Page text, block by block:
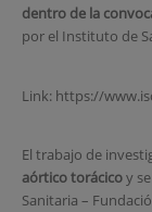
dentro de la
por el Instituto de
Link: https://
El trabajo de
aórtico torácicoy
Sanitaria –